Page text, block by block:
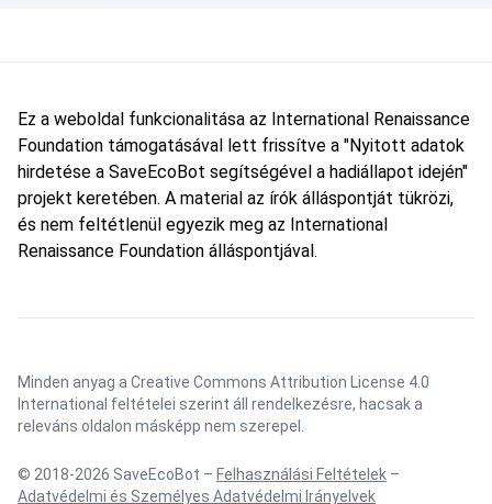
Ez a weboldal funkcionalitása az International Renaissance
Foundation támogatásával lett frissítve a "Nyitott adatok
hirdetése a SaveEcoBot segítségével a hadiállapot idején"
projekt keretében. A material az írók álláspontját tükrözi,
és nem feltétlenül egyezik meg az International
Renaissance Foundation álláspontjával.
Minden anyag a Creative Commons Attribution License 4.0
International feltételei szerint áll rendelkezésre, hacsak a
releváns oldalon másképp nem szerepel.
© 2018-2026 SaveEcoBot – Felhasználási Feltételek –
Adatvédelmi és Személyes Adatvédelmi Irányelvek